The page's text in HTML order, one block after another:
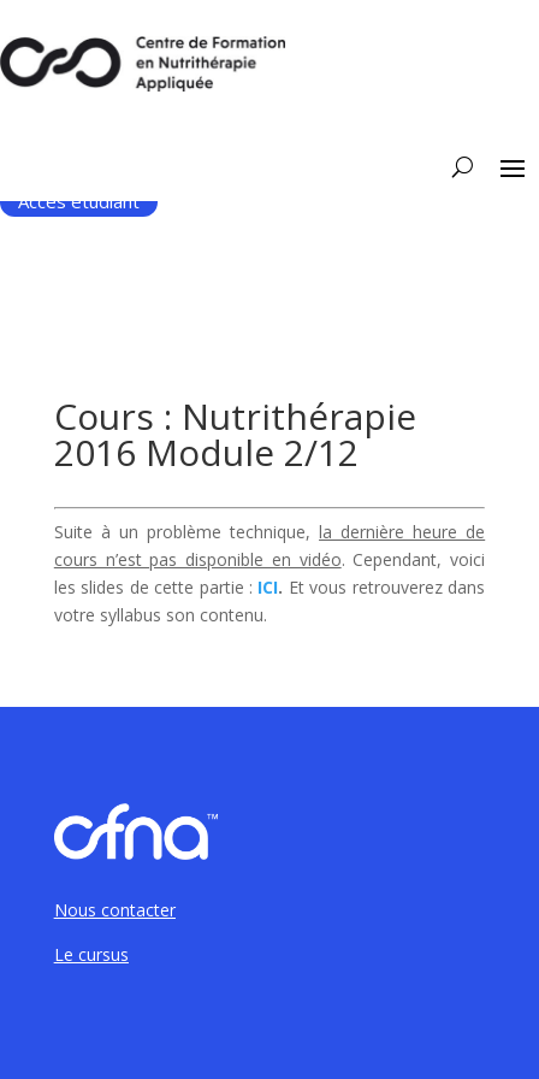
Accès étudiant
Cours : Nutrithérapie
2016 Module 2/12
Suite à un problème technique,la dernière heure de
cours n’est pas disponible en vidéo. Cependant, voici
les slides de cette partie : ICI. Et vous retrouverez dans
votre syllabus son contenu.
Nous contacter
Le cursus